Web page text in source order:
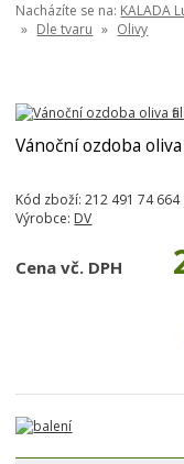
Nacházíte se na: KALADA
» Dle tvaru » Olivy
Vánoční ozdoba
Kód zboží: 212 491 74 664
Výrobce: DV
Cena vč. DPH